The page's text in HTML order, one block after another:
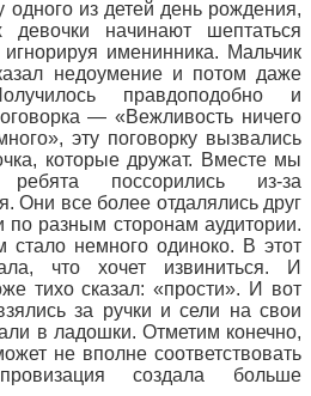
одного из детей день рождения,
начинают шептаться
именинника. Мальчик
недоумение и потом даже
правдоподобно и
— «Вежливость ничего
эту поговорку вызвались
которые дружат. Вместе мы
поссорились из-за
Они все более отдалялись друг
по разным сторонам аудитории.
стало немного одиноко. В этот
что хочет извиниться. И
тихо сказал: «прости». И вот
за ручки и сели на свои
в ладошки. Отметим конечно,
не вполне соответствовать
создала больше